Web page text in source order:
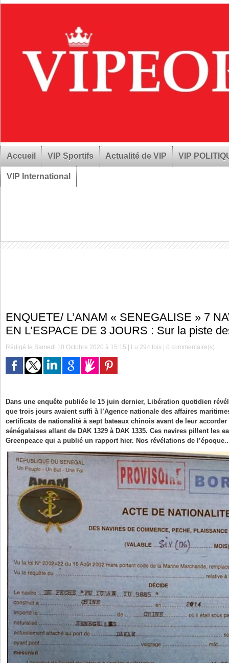
Accueil VIP Sportifs Actualité de VIP VIP
VIP International
ENQUETE/ L’ANAM « SENEGALISE » 7
EN L’ESPACE DE 3 JOURS : Sur la piste
Rédigé le Samedi 10 Octobre 2020 à 15:15 | Lu 294 fois |0 commentaire(s)
Dans une enquête publiée le 15 juin dernier, Libération quotidien
que trois jours avaient suffi à l’Agence nationale des affaires
certificats de nationalité à sept bateaux chinois avant de leur
sénégalaises allant de DAK 1329 à DAK 1335. Ces navires pillent les
Greenpeace qui a publié un rapport hier. Nos révélations de